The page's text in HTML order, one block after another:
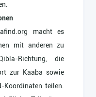
macht es
mit anderen zu
Richtung, die
zur Kaaba sowie
Koordinaten teilen.